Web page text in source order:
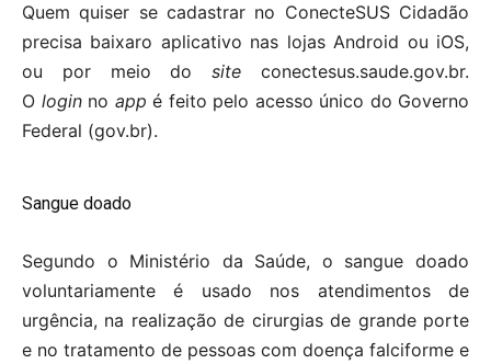
Quem quiser se cadastrar no ConecteSUS Cidadão
precisa baixaro aplicativo nas lojas Android ou iOS,
ou por meio dositeconectesus.saude.gov.br.
O loginno app é feito pelo acesso único do Governo
Federal (gov.br).
Sangue doado
Segundo o Ministério da Saúde, o sangue doado
voluntariamente é usado nos atendimentos de
urgência, na realização de cirurgias de grande porte
e no tratamento de pessoas com doença falciforme e